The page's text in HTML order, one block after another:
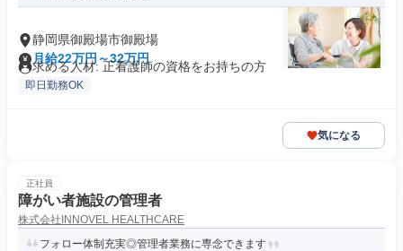
静岡県御殿場市御殿場
月給22万円～32万円
求める人材: 正看護師の資格をお持ちの方
即日勤務OK
気になる
正社員
障がい者施設の管理者
株式会社INNOVEL HEALTHCARE
フォロー体制充実◎管理者業務に専念できます